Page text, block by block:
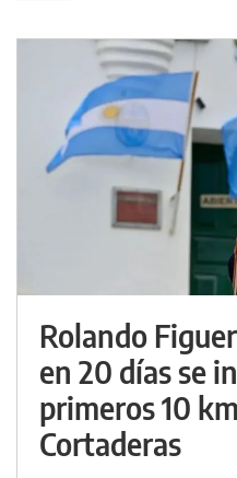
Rolando
en 20 días se
primeros 10
Cortaderas